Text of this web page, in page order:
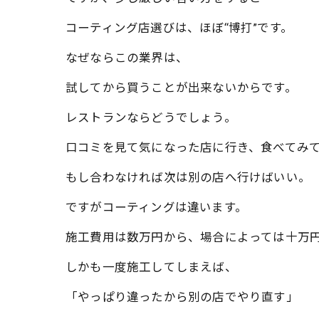
コーティング店選びは、ほぼ“博打”です。
なぜならこの業界は、
試してから買うことが出来ないからです。
レストランならどうでしょう。
口コミを見て気になった店に行き、食べてみて
もし合わなければ次は別の店へ行けばいい。
ですがコーティングは違います。
施工費用は数万円から、場合によっては十万
しかも一度施工してしまえば、
「やっぱり違ったから別の店でやり直す」